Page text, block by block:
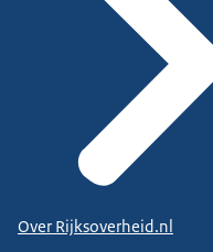
Over Rijksoverheid.nl